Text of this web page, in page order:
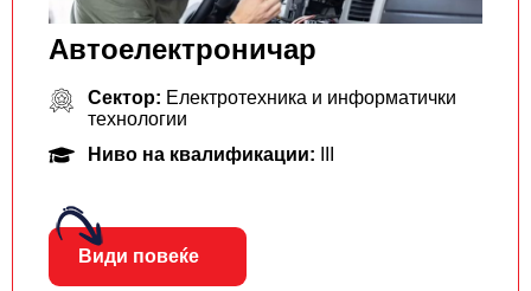
Автоелектроничар
Сектор: Електротехника и информатички
технологии
Ниво на квалификации:
Види повеќе